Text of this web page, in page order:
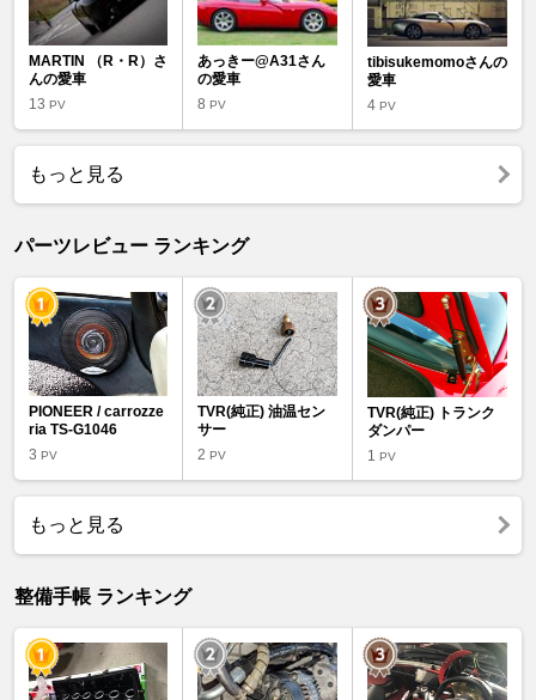
MARTIN （R・R）さ
んの愛車
13 PV
あっきー@A31さん
の愛車
8PV
tibisukemomoさんの
愛車
4 PV
もっと見る
パーツレビュー ランキング
PIONEER / carrozze
ria TS-G1046
3 PV
TVR(純正) 油温セン
サー
2PV
TVR(純正) トランク
ダンパー
1 PV
もっと見る
整備手帳 ランキング